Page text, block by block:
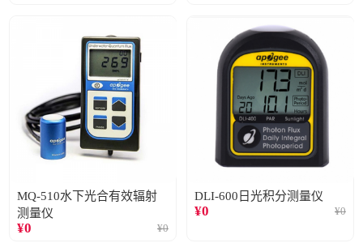
MQ-510水下光合有效辐射
测量仪
¥0 ¥0
DLI-600日光积分测量仪
¥0 ¥0